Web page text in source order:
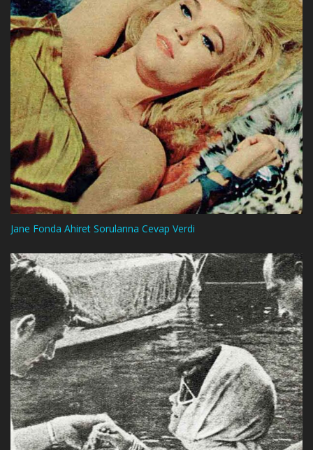
Jane Fonda Ahiret Sorularına Cevap Verdi